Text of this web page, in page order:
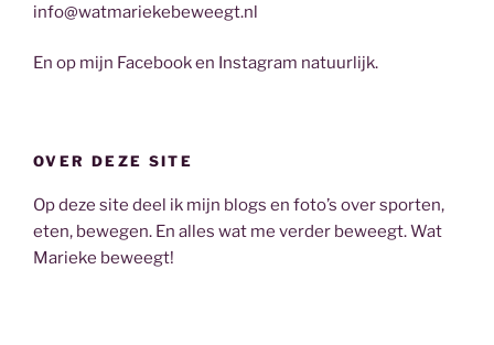
info@watmariekebeweegt.nl
En op mijn Facebook en Instagram natuurlijk.
OVER DEZE SITE
Op deze site deel ik mijn blogs en foto’s over sporten,
eten, bewegen. En alles wat me verder beweegt. Wat
Marieke beweegt!